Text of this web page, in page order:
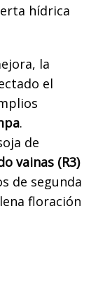
hídrica
la
el
.
de
vainas (R3)
de segunda
floración